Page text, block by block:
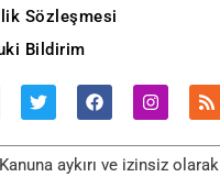
Sözleşmesi
Bildirim
aykırı ve izinsiz olarak